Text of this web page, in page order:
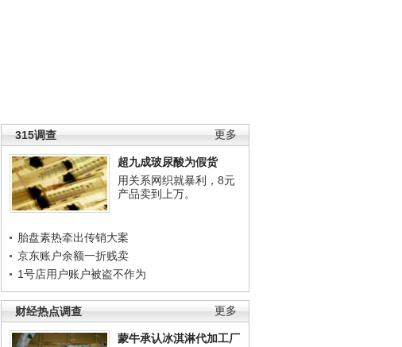
更多
315调查
超九成玻尿酸为假货
用关系网织就暴利，8元
产品卖到上万。
胎盘素热牵出传销大案
京东账户余额一折贱卖
1号店用户账户被盗不作为
更多
财经热点调查
蒙牛承认冰淇淋代加工厂